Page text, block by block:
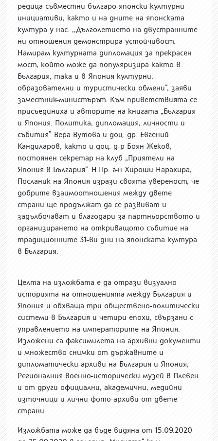
редица съвместни българо-японски културни
инициативи, както и на дните на японската
култура у нас. ,,Дълголетието на двустранните
ни отношения демонстрира устойчивост.
Намирам културната дипломация за прекрасен
мост, който може да популяризира както в
България, така и в Япония културни,
образователни и туристически обмени“, заяви
заместник-министърът. Към приветствията се
присъединиха и авторите на книгата „България
и Япония. Политика, дипломация, личности и
събития” Вера Вутова и доц. др. Евгений
Кандиларов, както и доц. д-р Боян Жеков,
постоянен секретар на клуб „Приятели на
Япония в България“. Н.Пр. г-н Хироши Нарахира,
Посланик на Япония изрази своята увереност, че
добрите взаимоотношения между двете
страни ще продължат да се развиват и
задълбочават и благодари за партньорството и
организирането на откриващото събитие на
традиционните 31-ви дни на японската култура
в България.
Целта на изложбата е да отрази визуално
историята на отношенията между България и
Япония и обхваща три обществено-политически
системи в България и четири епохи, свързани с
управлението на императорите на Япония.
Изложени са факсимилета на архивни документи
и множество снимки от държавните и
дипломатически архиви на България и Япония,
Регионалния военно-исторически музей в Плевен
и от други официални, академични, медийни
източници и лични фото-архиви от двете
страни.
Изложбата може да бъде видяна от 15.09.2020